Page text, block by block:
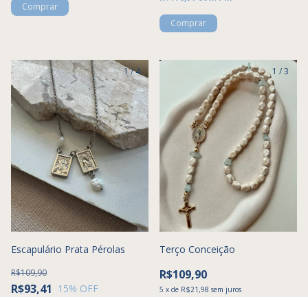
Comprar
1/4
Escapulário Prata Pérolas
R$93,41
R$109,90
15% OFF
1 /3
Terço Conceição
R$109,90
5 x de R$21,98 sem juros